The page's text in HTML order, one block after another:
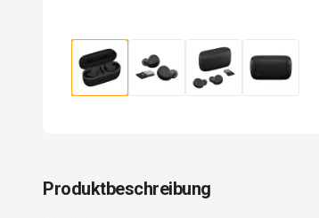
Produktbeschreibung